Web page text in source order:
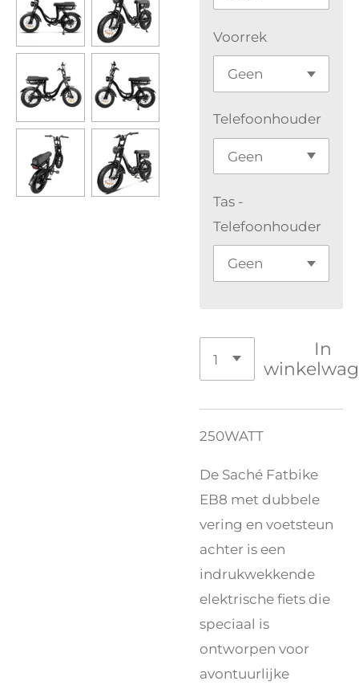
Voorrek
Telefoonhouder
Tas -
Telefoonhouder
In
250WATT
De Saché Fatbike
EB8 met dubbele
vering en voetsteun
achter is een
indrukwekkende
elektrische fiets die
speciaal is
ontworpen voor
avontuurlijke